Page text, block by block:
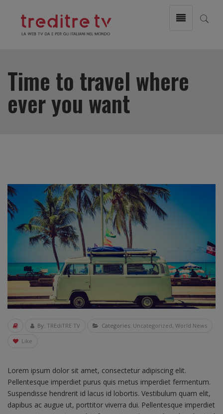
Time to travel where
ever you want
By: TREdiTRE TV Categories: Uncategorized, World News
Like
Lorem ipsum dolor sit amet, consectetur adipiscing elit.
Pellentesque imperdiet purus quis metus imperdiet fermentum.
Suspendisse hendrerit id lacus id lobortis. Vestibulum quam elit,
dapibus ac augue ut, porttitor viverra dui. Pellentesque imperdiet